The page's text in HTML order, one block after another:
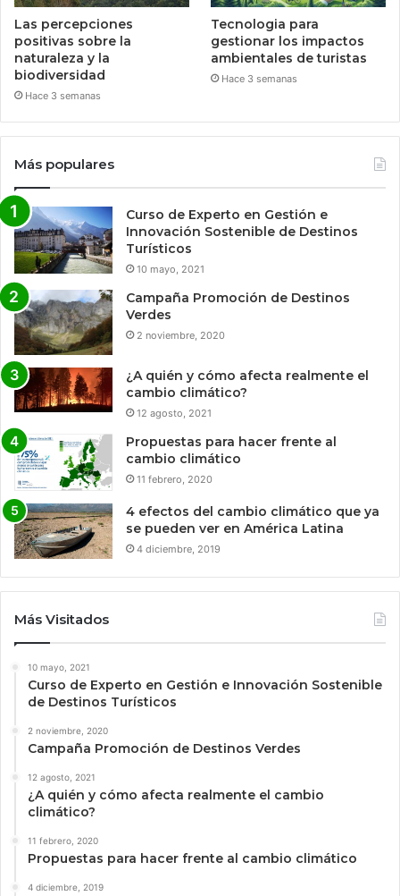
Las percepciones
positivas sobre la
naturaleza y la
biodiversidad
Hace 3 semanas
Tecnologia para
gestionar los impactos
ambientales de turistas
Hace 3 semanas
Más populares
Curso de Experto en Gestión e
Innovación Sostenible de Destinos
Turísticos
10 mayo, 2021
Campaña Promoción de Destinos
Verdes
2 noviembre, 2020
¿A quién y cómo afecta realmente el
cambio climático?
12 agosto, 2021
Propuestas para hacer frente al
cambio climático
11 febrero, 2020
4 efectos del cambio climático que ya
se pueden ver en América Latina
4 diciembre, 2019
Más Visitados
10 mayo, 2021
Curso de Experto en Gestión e Innovación Sostenible
de Destinos Turísticos
2 noviembre, 2020
Campaña Promoción de Destinos Verdes
12 agosto, 2021
¿A quién y cómo afecta realmente el cambio
climático?
11 febrero, 2020
Propuestas para hacer frente al cambio climático
4 diciembre, 2019